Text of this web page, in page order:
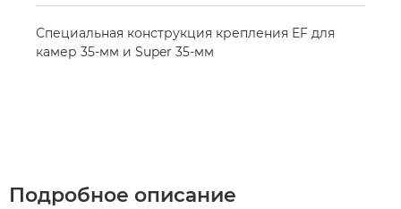
Специальная конструкция крепления EF для
камер 35-мм и Super 35-мм
Подробное описание